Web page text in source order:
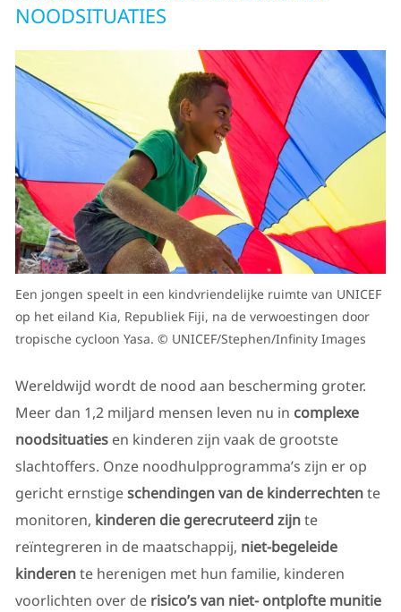
NOODSITUATIES
Een jongen speelt in een kindvriendelijke ruimte van UNICEF
op het eiland Kia, Republiek Fiji, na de verwoestingen door
tropische cycloon Yasa. © UNICEF/Stephen/Infinity Images
Wereldwijd wordt de nood aan bescherming groter.
Meer dan 1,2 miljard mensen leven nu in complexe
noodsituatiesen kinderen zijn vaak de grootste
slachtoffers. Onze noodhulpprogramma’s zijn er op
gericht ernstigeschendingen van de kinderrechtente
monitoren, kinderen die gerecruteerd zijnte
reïntegreren in de maatschappij, niet-begeleide
kinderente herenigen met hun familie, kinderen
voorlichten over de risico’s van niet- ontplofte munitie